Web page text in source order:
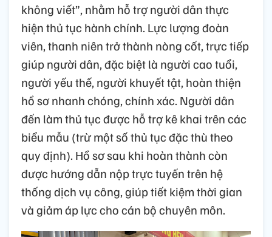
không viết”, nhằm hỗ trợ người dân thực
hiện thủ tục hành chính. Lực lượng đoàn
viên, thanh niên trở thành nòng cốt, trực tiếp
giúp người dân, đặc biệt là người cao tuổi,
người yếu thế, người khuyết tật, hoàn thiện
hồ sơ nhanh chóng, chính xác. Người dân
đến làm thủ tục được hỗ trợ kê khai trên các
biểu mẫu (trừ một số thủ tục đặc thù theo
quy định). Hồ sơ sau khi hoàn thành còn
được hướng dẫn nộp trực tuyến trên hệ
thống dịch vụ công, giúp tiết kiệm thời gian
và giảm áp lực cho cán bộ chuyên môn.